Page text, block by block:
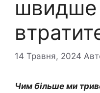
швидше
14 Травня, 2024
Чим більше ми